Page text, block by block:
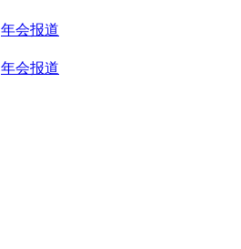
年会报道
年会报道